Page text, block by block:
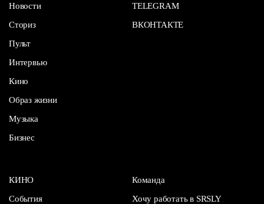
Новости
Сториз
Пульт
Интервью
Кино
Образ жизни
Музыка
Бизнес
TELEGRAM
ВКОНТАКТЕ
КИНО
События
Команда
Хочу работать в SRSLY